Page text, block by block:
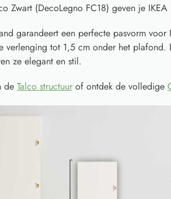
Zwart (DecoLegno FC18) geven je
garandeert een perfecte pasvorm
verlenging tot 1,5 cm onder het
ze elegant en stil.
de Talco structuurof ontdek de volledige